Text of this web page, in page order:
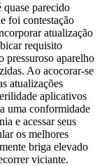
parecido
foi contestação
atualização
requisito
pressuroso aparelho
Ao acocorar-se
atualizações
aplicativos
uma conformidade
e acessar seus
os melhores
briga elevado
viciante.